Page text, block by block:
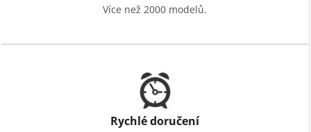
Více než 2000 modelů.
Rychlé doručení